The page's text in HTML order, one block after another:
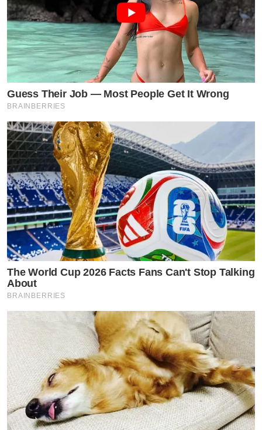
Guess Their Job — Most People Get It Wrong
BRAINBERRIES
The World Cup 2026 Facts Fans Can't Stop Talking
About
BRAINBERRIES